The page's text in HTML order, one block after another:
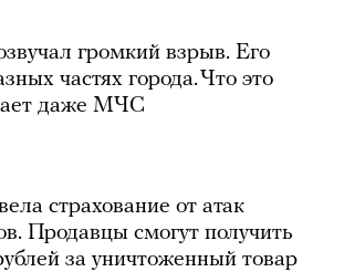
громкий взрыв. Его
частях города. Что это
даже МЧС
страхование от атак
Продавцы смогут получить
за уничтоженный товар